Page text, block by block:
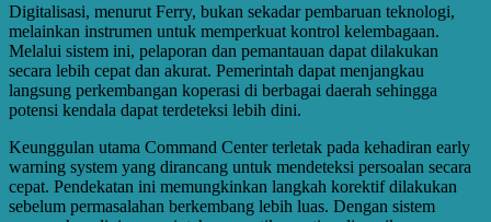
Digitalisasi, menurut Ferry, bukan sekadar pembaruan teknologi,
melainkan instrumen untuk memperkuat kontrol kelembagaan.
Melalui sistem ini, pelaporan dan pemantauan dapat dilakukan
secara lebih cepat dan akurat. Pemerintah dapat menjangkau
langsung perkembangan koperasi di berbagai daerah sehingga
potensi kendala dapat terdeteksi lebih dini.
Keunggulan utama Command Center terletak pada kehadiran early
warning system yang dirancang untuk mendeteksi persoalan secara
cepat. Pendekatan ini memungkinkan langkah korektif dilakukan
sebelum permasalahan berkembang lebih luas. Dengan sistem